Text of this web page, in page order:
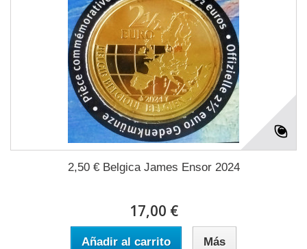
2,50 € Belgica James Ensor 2024
17,00 €
Añadir al carrito Más